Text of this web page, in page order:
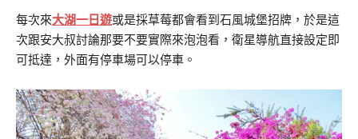
每次來大湖一日遊或是採草莓都會看到石風城堡招牌，於是這
次跟安大叔討論那要不要實際來泡泡看，衛星導航直接設定即
可抵達，外面有停車場可以停車。